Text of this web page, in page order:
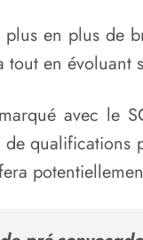
en plus de
en
avec le